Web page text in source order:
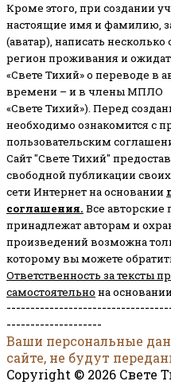
Кроме этого, при создании
настоящие имя и фамилию,
(аватар), написать несколько
регион проживания и
«Свете Тихий» о переводе в
времени – и в члены МПЛО
«Свете Тихий»). Перед
необходимо ознакомится с
пользовательским
Сайт "Свете Тихий"
свободной публикации
сети Интернет на основании
соглашения. Все авторские
принадлежат авторам и
произведений возможна
которому вы можете
Ответственность за тексты
самостоятельно на
--------------------
Ваши персональные
сайте, не будут
Copyright © 2026 Свете